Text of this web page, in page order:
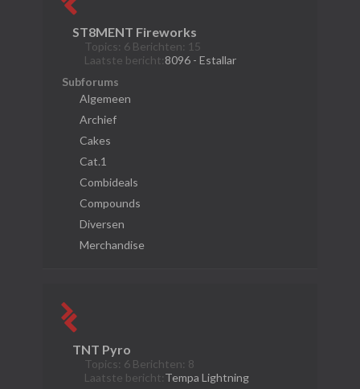
ST8MENT Fireworks
Topics: 6 Berichten: 15
Laatste bericht:8096 - Estallar
Subforums
Algemeen
Archief
Cakes
Cat.1
Combideals
Compounds
Diversen
Merchandise
TNT Pyro
Topics: 6 Berichten: 8
Laatste bericht:Tempa Lightning